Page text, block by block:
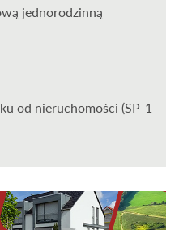
jednorodzinną
od nieruchomości (SP-1